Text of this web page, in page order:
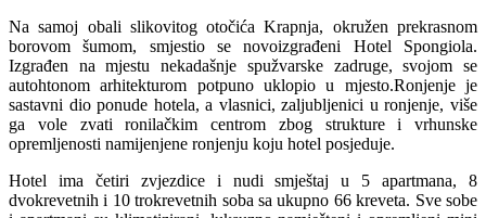
Na samoj obali slikovitog otočića Krapnja, okružen prekrasnom
borovom šumom, smjestio se novoizgrađeni Hotel Spongiola.
Izgrađen na mjestu nekadašnje spužvarske zadruge, svojom se
autohtonom arhitekturom potpuno uklopio u mjesto.Ronjenje je
sastavni dio ponude hotela, a vlasnici, zaljubljenici u ronjenje, više
ga vole zvati ronilačkim centrom zbog strukture i vrhunske
opremljenosti namijenjene ronjenju koju hotel posjeduje.
Hotel ima četiri zvjezdice i nudi smještaj u 5 apartmana, 8
dvokrevetnih i 10 trokrevetnih soba sa ukupno 66 kreveta. Sve sobe